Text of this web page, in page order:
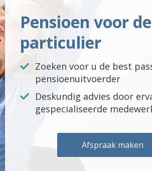
Pensioen voor de
particulier
Zoeken voor u de best
pensioenuitvoerder
Deskundig advies door
gespecialiseerde
Afspraak maken